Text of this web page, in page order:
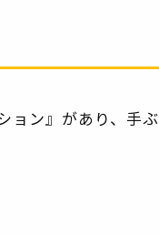
ン』があり、手